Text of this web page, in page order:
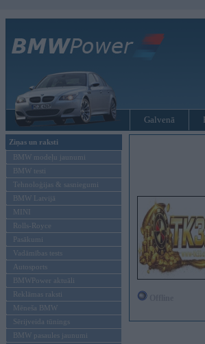
Galvenā
Ziņas un raksti
BMW modeļu jaunumi
BMW testi
Tehnoloģijas & sasniegumi
BMW Latvijā
MINI
Rolls-Royce
Pasākumi
Vadāmības tests
Autosports
BMWPower aktuāli
Reklāmas raksti
Mēneša BMW
Sērijveida tūnings
BMW pasaules jaunumi